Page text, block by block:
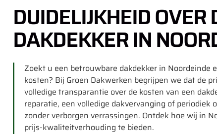
DUIDELIJKHEID OVER
DAKDEKKER IN
Zoekt u een betrouwbare dakdekker in
kosten? Bij Groen Dakwerken begrijpen we dat de
volledige transparantie over de kosten van een
reparatie, een volledige dakvervanging of periodiek
zonder verborgen verrassingen. Ontdek hoe wij in
prijs-kwaliteitverhouding te bieden.